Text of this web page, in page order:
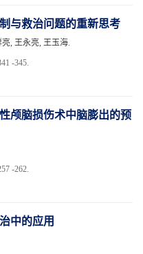
与救治问题的重新思考
, 王永亮, 王玉海.
-345.
颅脑损伤术中脑膨出的预
-262.
中的应用